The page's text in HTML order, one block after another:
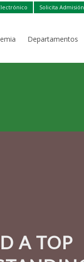
Solicita Admisión
Departamentos
A TOP